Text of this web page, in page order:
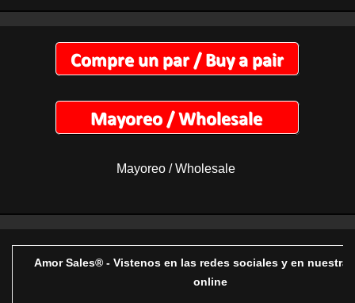
Mayoreo / Wholesale
Amor Sales® - Vistenos en las redes sociales y en nuestra
online